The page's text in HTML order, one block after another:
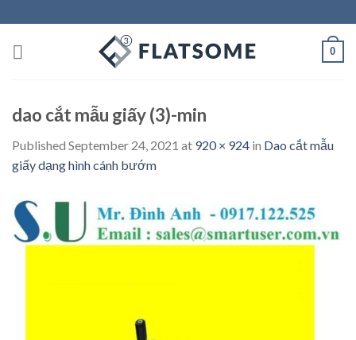
to
content
0
dao cắt mẫu giấy (3)-min
Published September 24, 2021 at 920 × 924 in Dao cắt mẫu
giấy dạng hình cánh bướm